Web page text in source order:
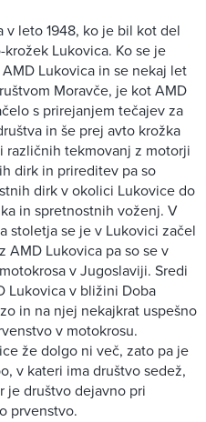
v leto 1948, ko je bil kot del
Lukovica. Ko se je
Lukovica in se nekaj let
Moravče, je kot AMD
s prirejanjem tečajev za
in še prej avto krožka
različnih tekmovanj z motorji
dirk in prireditev pa so
dirk v okolici Lukovice do
in spretnostnih voženj. V
stoletja se je v Lukovici začel
AMD Lukovica pa so se v
v Jugoslaviji. Sredi
Lukovica v bližini Doba
in na njej nekajkrat uspešno
v motokrosu.
že dolgo ni več, zato pa je
v kateri ima društvo sedež,
je društvo dejavno pri
prvenstvo.